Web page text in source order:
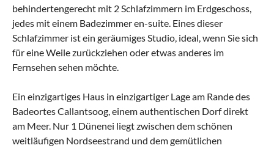
behindertengerecht mit 2 Schlafzimmern im Erdgeschoss,
jedes mit einem Badezimmer en-suite. Eines dieser
Schlafzimmer ist ein geräumiges Studio, ideal, wenn Sie sich
für eine Weile zurückziehen oder etwas anderes im
Fernsehen sehen möchte.
Ein einzigartiges Haus in einzigartiger Lage am Rande des
Badeortes Callantsoog, einem authentischen Dorf direkt
am Meer. Nur 1 Dünenei liegt zwischen dem schönen
weitläufigen Nordseestrand und dem gemütlichen